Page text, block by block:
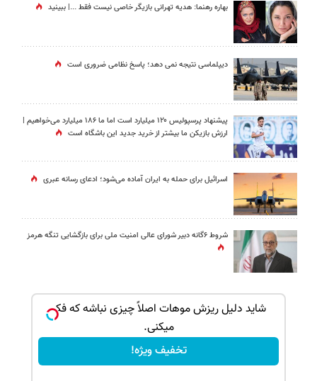
بهاره رهنما: هدیه تهرانی بازیگر خاصی نیست فقط ...|‌ ببینید
دیپلماسی نتیجه‌ نمی دهد؛ پاسخ نظامی ضروری است
پیشنهاد پرسپولیس ۱۲۰ میلیارد است اما ما ۱۸۶ میلیارد می‌خواهیم |
ارزش بازیکن ما بیشتر از خرید جدید این باشگاه است
اسرائیل برای حمله به ایران آماده می‌شود؛ ادعای رسانه عبری
شروط ۶گانه دبیر شورای عالی امنیت ملی برای بازگشایی تنگه هرمز
شاید دلیل ریزش موهات اصلاً چیزی نباشه که فکر
میکنی.
تخفیف ویژه!